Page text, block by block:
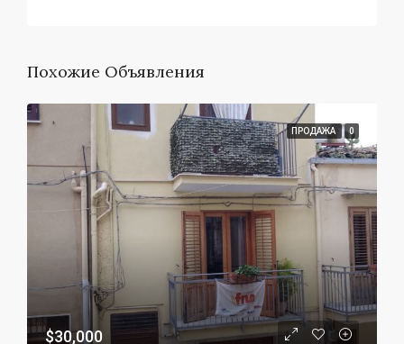
Похожие Объявления
ПРОДАЖА 0
$30,000